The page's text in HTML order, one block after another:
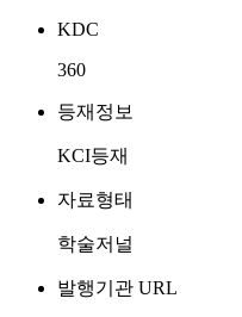
KDC
360
등재정보
KCI등재
자료형태
학술저널
발행기관 URL